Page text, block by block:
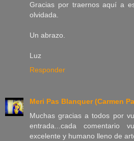
Gracias por traernos aquí a
olvidada.
Un abrazo.
Luz
Responder
Meri Pas Blanquer (Carmen
Muchas gracias a todos por
entrada...cada comentario
excelente y humano lleno de